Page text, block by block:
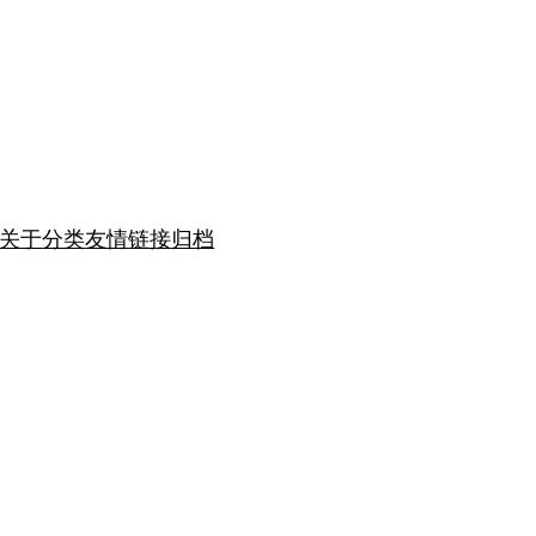
关于分类友情链接归档